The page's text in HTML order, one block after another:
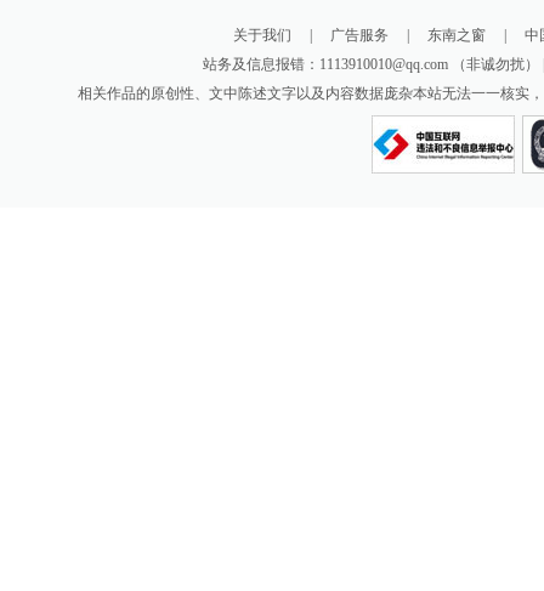
关于我们 广告服务 东南之窗
中
站务及信息报错：1113910010@qq.com （非诚勿扰
相关作品的原创性、文中陈述文字以及内容数据庞杂本站无法一一核实